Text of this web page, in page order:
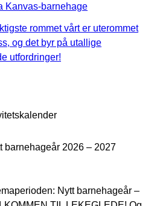
Kanvas-barnehage
rommet vårt er uterommet
og det byr på utallige
utfordringer!
barnehageår 2026 – 2027
Nytt barnehageår –